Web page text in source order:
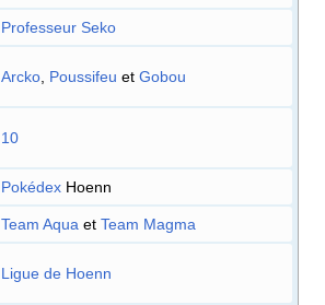
Professeur Seko
Arcko Poussifeu et Gobou
10
Pokédex Hoenn
Team Aqua et Team Magma
Ligue de Hoenn